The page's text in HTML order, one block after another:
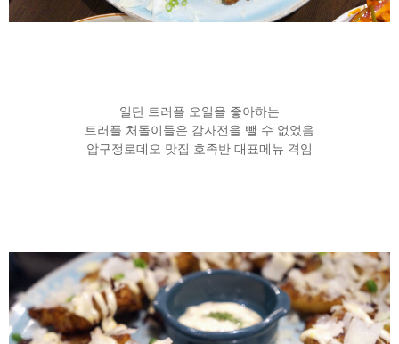
일단 트러플 오일을 좋아하는
트러플 처돌이들은 감자전을 뺄 수 없었음
압구정로데오 맛집 호족반 대표메뉴 격임